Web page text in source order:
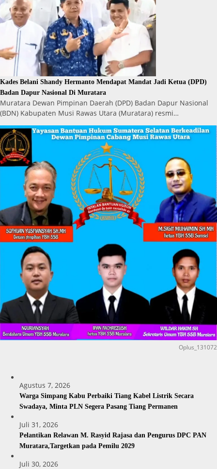
Kades Belani Shandy Hermanto Mendapat Mandat Jadi Ketua (DPD)
Badan Dapur Nasional Di Muratara
Muratara Dewan Pimpinan Daerah (DPD) Badan Dapur Nasional
(BDN) Kabupaten Musi Rawas Utara (Muratara) resmi…
Oplus_131072
Agustus 7, 2026
Warga Simpang Kabu Perbaiki Tiang Kabel Listrik Secara
Swadaya, Minta PLN Segera Pasang Tiang Permanen
Juli 31, 2026
Pelantikan Relawan M. Rasyid Rajasa dan Pengurus DPC PAN
Muratara,Targetkan pada Pemilu 2029
Juli 30, 2026